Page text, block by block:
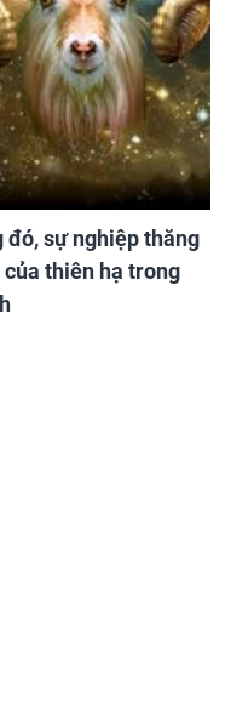
đó, sự nghiệp thăng
thiên hạ trong